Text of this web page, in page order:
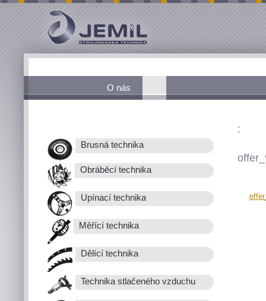
O nás
Brusná technika
Obráběcí technika
Upínací technika
Měřící technika
Dělící technika
Technika stlačeného vzduchu
: